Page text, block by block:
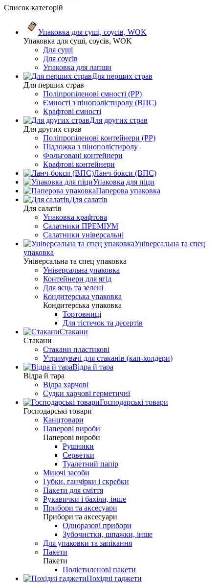
Список категорій
Упаковка для суші, соусів, WOK
Упаковка для суші, соусів, WOK
Для суші
Для соусів
Упаковка для лапши
Для перших страв
Для перших страв
Поліпропіленові ємності (PP)
Ємності з пінополістиролу (ВПС)
Крафтові ємності
Для других страв
Для других страв
Поліпропіленові контейнери (PP)
Підложка з пінополістиролу
Фольговані контейнери
Крафтові контейнери
Ланч-бокси (ВПС)
Упаковка для піци
Паперова упаковка
Для салатів
Для салатів
Упаковка крафтова
Салатники ПРЕМІУМ
Салатники універсальні
Універсальна та спец
упаковка
Універсальна та спец упаковка
Універсальна упаковка
Контейнери для ягід
Для яєць та зелені
Кондитерська упаковка
Кондитерська упаковка
Тортовниці
Для тістечок та десертів
Стакани
Стакани
Стакани пластикові
Утримувачі для стаканів (кап-холдери)
Відра й тара
Відра й тара
Відра харчові
Судки харчові герметичні
Господарські товари
Господарські товари
Канцтовари
Паперові вироби
Паперові вироби
Рушники
Серветки
Туалетний папір
Миючі засоби
Губки, ганчірки і скребки
Пакети для сміття
Рукавички і бахіли, інше
Прибори та аксесуари
Прибори та аксесуари
Одноразові прибори
Зубочистки, шпажки, інше
Для упаковки та запікання
Пакети
Пакети
Поліетиленові пакети
Похідні гаджети